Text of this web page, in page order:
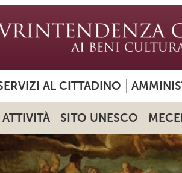
AL CITTADINO
ATTIVITÀ SITO UNESCO